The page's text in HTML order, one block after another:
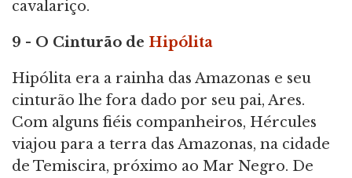
cavalariço.
9 - O Cinturão de Hipólita
Hipólita era a rainha das Amazonas e seu
cinturão lhe fora dado por seu pai, Ares.
Com alguns fiéis companheiros, Hércules
viajou para a terra das Amazonas, na cidade
de Temiscira, próximo ao Mar Negro. De